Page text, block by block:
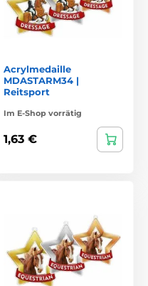
Acrylmedaille
MDASTARM34 |
Reitsport
Im E-Shop vorrätig
1,63 €